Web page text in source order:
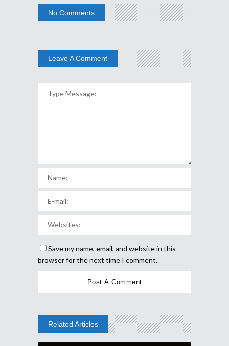
No Comments
Leave A Comment
Save my name, email, and website in this
browser for the next time I comment.
Related Articles